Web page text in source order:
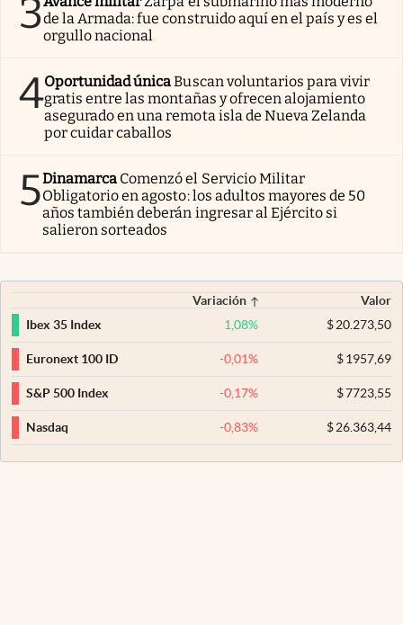
3de la Armada: fue construido aquí en el país y es el
orgullo nacional
4Oportunidad únicaBuscan voluntarios para vivir
gratis entre las montañas y ofrecen alojamiento
asegurado en una remota isla de Nueva Zelanda
por cuidar caballos
5Dinamarca Comenzó el Servicio Militar
Obligatorio en agosto: los adultos mayores de 50
años también deberán ingresar al Ejército si
salieron sorteados
Variación
Valor
Ibex 35 Index
1,08% $20.273,50
Euronext 100 ID -0,01% $1957,69
S&P 500 Index -0,17% $7723,55
Nasdaq -0,83% $26.363,44